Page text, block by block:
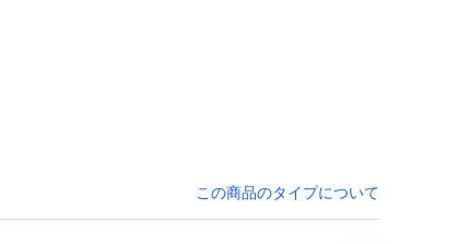
この商品のタイプについて